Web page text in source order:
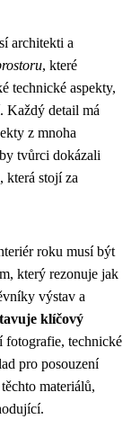
architekti a
, které
technické aspekty,
Každý detail má
z mnoha
tvůrci dokázali
která stojí za
roku musí být
který rezonuje jak
výstav a
klíčový
fotografie, technické
pro posouzení
materiálů,